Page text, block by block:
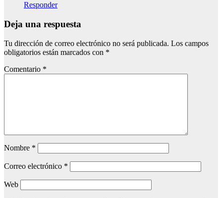
Responder
Deja una respuesta
Tu dirección de correo electrónico no será publicada. Los campos
obligatorios están marcados con *
Comentario *
Nombre *
Correo electrónico *
Web